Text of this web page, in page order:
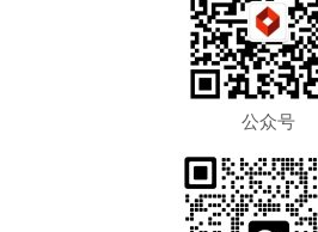
公众号